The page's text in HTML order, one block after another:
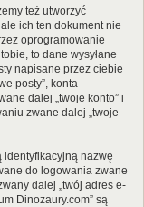
też utworzyć
ich ten dokument nie
oprogramowanie
to dane wysyłane
napisane przez ciebie
posty”, konta
dalej „twoje konto” i
zwane dalej „twoje
nazwę
do logowania zwane
dalej „twój adres e-
Dinozaury.com” są